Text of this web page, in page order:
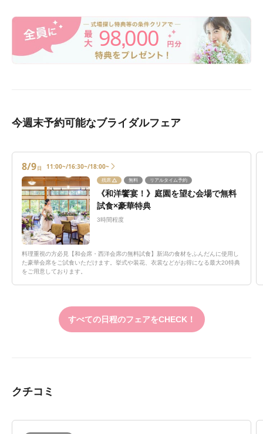
98,000
今週末予約可能なブライダルフェア
8/9日 11:00~/16:30~/18:00~
残席 無料 リアルタイム予約
《和洋饗宴！》庭園を望む会場で無料
試食×豪華特典
3時間程度
料理重視の方必見【和会席・西洋会席の無料試食】新潟の食材をふんだんに使用し
た豪華会席をご試食いただけます。挙式や装花、衣裳などがお得になる最大20特典
をご用意しております。
すべての日程のフェアをCHECK！
クチコミ